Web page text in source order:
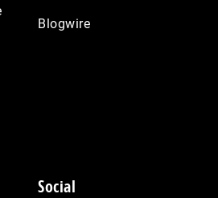
Blogwire
Social